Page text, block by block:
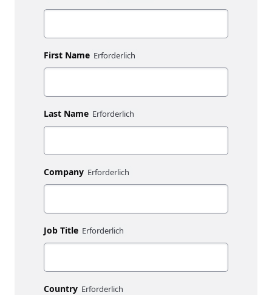
First Name
Last Name
Company
Job Title
Country